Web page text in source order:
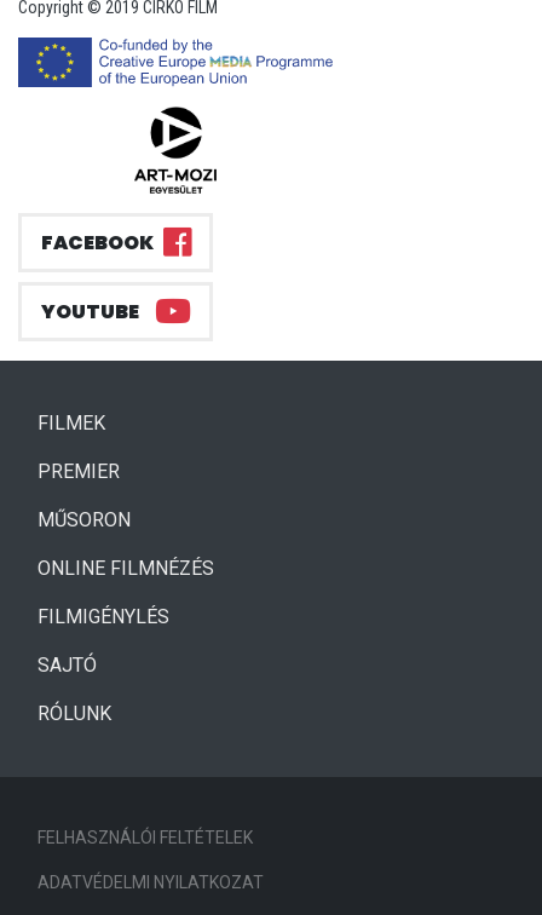
Copyright © 2019 CIRKO FILM
FACEBOOK
YOUTUBE
FILMEK(CURRENT)
PREMIER
MŰSORON
ONLINE FILMNÉZÉS
FILMIGÉNYLÉS
SAJTÓ
RÓLUNK
FELHASZNÁLÓI FELTÉTELEK
ADATVÉDELMI NYILATKOZAT